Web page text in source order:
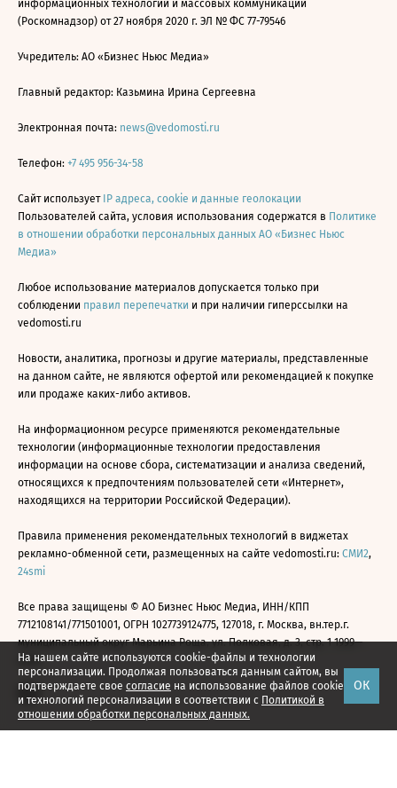
На нашем сайте используются cookie-файлы и технологии
персонализации. Продолжая пользоваться данным сайтом, вы
подтверждаете свое согласие на использование файлов cookie
и технологий персонализации в соответствии с Политикой в
отношении обработки персональных данных.
ОК
информационных технологий и массовых коммуникаций
(Роскомнадзор) от 27 ноября 2020 г. ЭЛ № ФС 77-79546
Учредитель: АО «Бизнес Ньюс Медиа»
Главный редактор: Казьмина Ирина Сергеевна
Электронная почта: news@vedomosti.ru
Телефон: +7 495 956-34-58
Сайт использует IP адреса, cookie и данные геолокации
Пользователей сайта, условия использования содержатся в Политике
в отношении обработки персональных данных АО «Бизнес Ньюс
Медиа»
Любое использование материалов допускается только при
соблюдении правил перепечатки и при наличии гиперссылки на
vedomosti.ru
Новости, аналитика, прогнозы и другие материалы, представленные
на данном сайте, не являются офертой или рекомендацией к покупке
или продаже каких-либо активов.
На информационном ресурсе применяются рекомендательные
технологии (информационные технологии предоставления
информации на основе сбора, систематизации и анализа сведений,
относящихся к предпочтениям пользователей сети «Интернет»,
находящихся на территории Российской Федерации).
Правила применения рекомендательных технологий в виджетах
рекламно-обменной сети, размещенных на сайте vedomosti.ru: СМИ2,
24smi
Все права защищены © АО Бизнес Ньюс Медиа, ИНН/КПП
7712108141/771501001, ОГРН 1027739124775, 127018, г. Москва, вн.тер.г.
муниципальный округ Марьина Роща, ул. Полковая, д. 3, стр. 1 1999—
2026